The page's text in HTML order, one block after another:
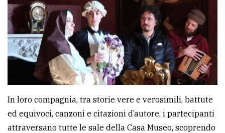
In loro compagnia, tra storie vere e verosimili, battute
ed equivoci, canzoni e citazioni d’autore, i partecipanti
attraversano tutte le sale della Casa Museo, scoprendo